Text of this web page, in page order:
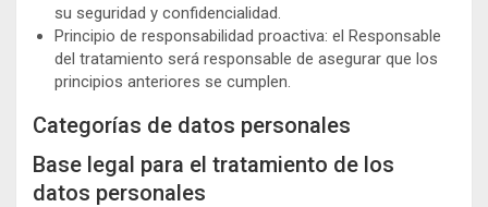
su seguridad y confidencialidad.
Principio de responsabilidad proactiva: el Responsable
del tratamiento será responsable de asegurar que los
principios anteriores se cumplen.
Categorías de datos personales
Base legal para el tratamiento de los
datos personales